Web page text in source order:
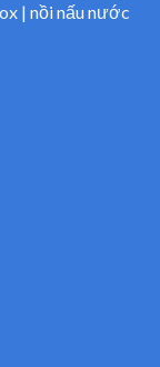
| nồi nấu nước